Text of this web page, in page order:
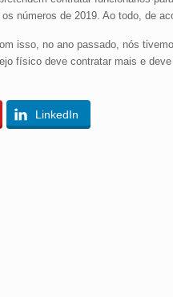
números de 2019. Ao todo, de
isso, no ano passado, nós
físico deve contratar mais e
LinkedIn